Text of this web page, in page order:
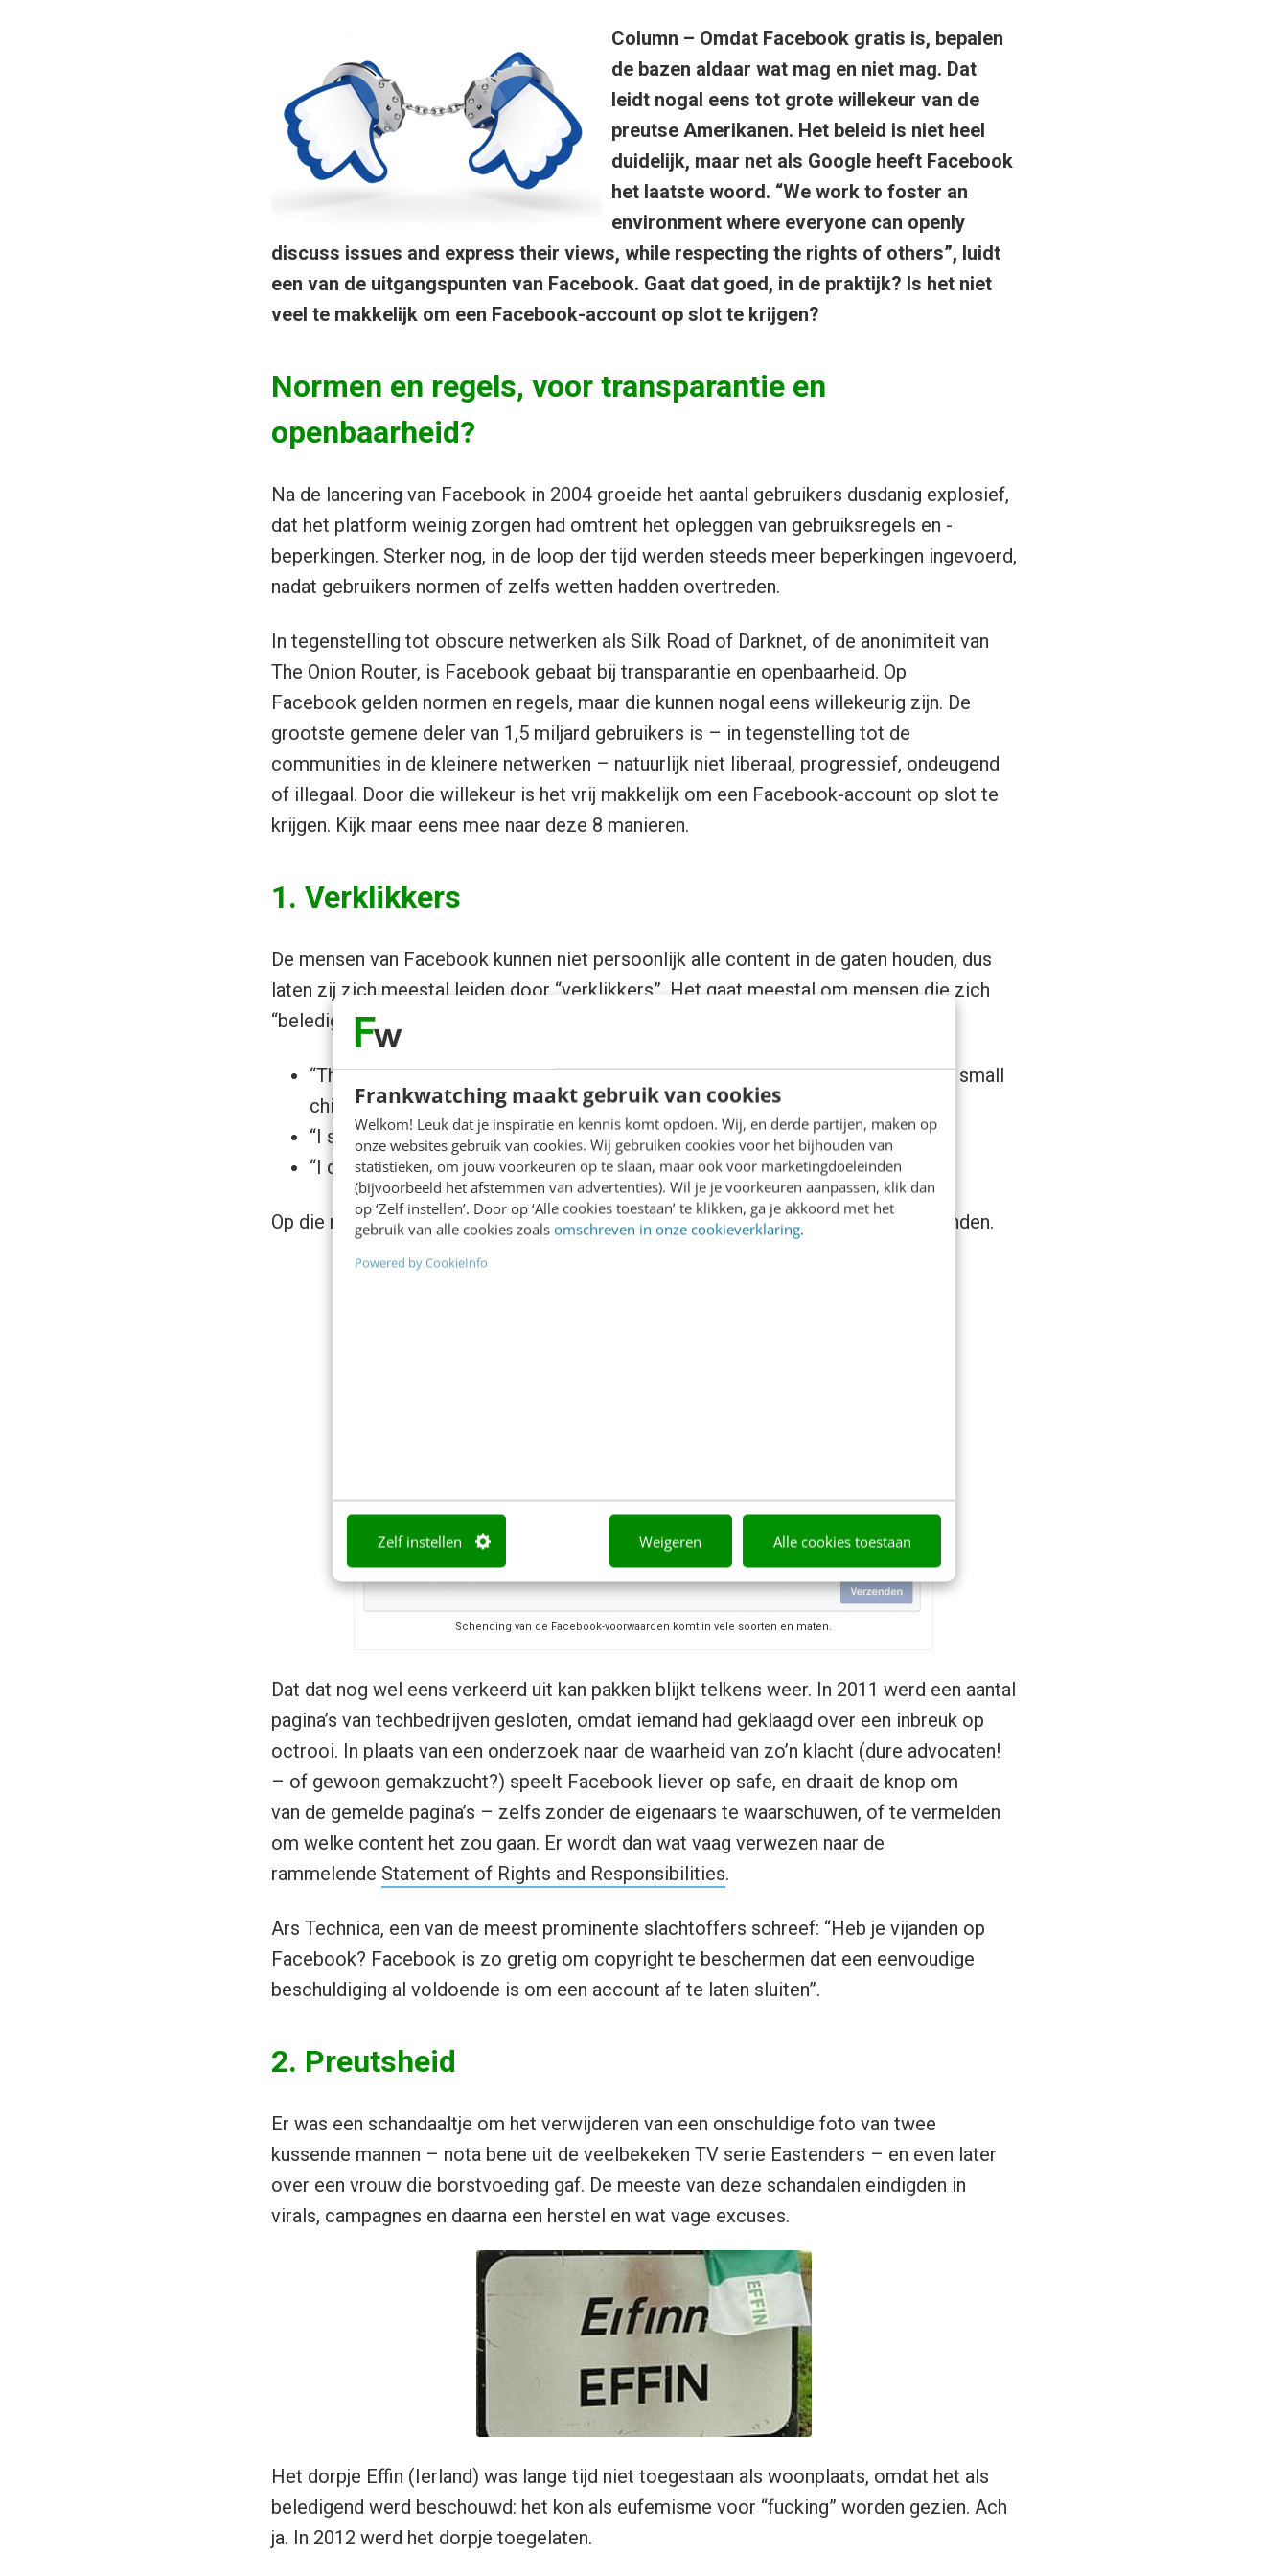
Frankwatching maakt gebruik van cookies
Welkom! Leuk dat je inspiratie en kennis komt opdoen. Wij, en derde partijen, maken op
onze websites gebruik van cookies. Wij gebruiken cookies voor het bijhouden van
statistieken, om jouw voorkeuren op te slaan, maar ook voor marketingdoeleinden
(bijvoorbeeld het afstemmen van advertenties). Wil je je voorkeuren aanpassen, klik dan
op ‘Zelf instellen’. Door op ‘Alle cookies toestaan’ te klikken, ga je akkoord met het
gebruik van alle cookies zoals omschreven in onze cookieverklaring.
Powered by CookieInfo
Zelf instellen Weigeren Alle cookies toestaan
Column – Omdat Facebook gratis is, bepalen
de bazen aldaar wat mag en niet mag. Dat
leidt nogal eens tot grote willekeur van de
preutse Amerikanen. Het beleid is niet heel
duidelijk, maar net als Google heeft Facebook
het laatste woord. “We work to foster an
environment where everyone can openly
discuss issues and express their views, while respecting the rights of others”, luidt
een van de uitgangspunten van Facebook. Gaat dat goed, in de praktijk? Is het niet
veel te makkelijk om een Facebook-account op slot te krijgen?
Normen en regels, voor transparantie en
openbaarheid?
Na de lancering van Facebook in 2004 groeide het aantal gebruikers dusdanig explosief,
dat het platform weinig zorgen had omtrent het opleggen van gebruiksregels en -
beperkingen. Sterker nog, in de loop der tijd werden steeds meer beperkingen ingevoerd,
nadat gebruikers normen of zelfs wetten hadden overtreden.
In tegenstelling tot obscure netwerken als Silk Road of Darknet, of de anonimiteit van
The Onion Router, is Facebook gebaat bij transparantie en openbaarheid. Op
Facebook gelden normen en regels, maar die kunnen nogal eens willekeurig zijn. De
grootste gemene deler van 1,5 miljard gebruikers is – in tegenstelling tot de
communities in de kleinere netwerken – natuurlijk niet liberaal, progressief, ondeugend
of illegaal. Door die willekeur is het vrij makkelijk om een Facebook-account op slot te
krijgen. Kijk maar eens mee naar deze 8 manieren.
1. Verklikkers
De mensen van Facebook kunnen niet persoonlijk alle content in de gaten houden, dus
laten zij zich meestal leiden door “verklikkers”. Het gaat meestal om mensen die zich
“beledigd” voelen, waarbij ze zich beroepen op
“This fish doesn’t look like a fish, it looks like a man’s private parts, and I have small
children around me during the day.”
“I saw this on my feed and I do not approve please take it off.”
“I don’t believe in this coin. It goes against what I believe in.”
Op die manier is er natuurlijk heel veel slechte, ja, zelfs verderfelijke content te vinden.
Schending van de Facebook-voorwaarden komt in vele soorten en maten.
Dat dat nog wel eens verkeerd uit kan pakken blijkt telkens weer. In 2011 werd een aantal
pagina’s van techbedrijven gesloten, omdat iemand had geklaagd over een inbreuk op
octrooi. In plaats van een onderzoek naar de waarheid van zo’n klacht (dure advocaten!
– of gewoon gemakzucht?) speelt Facebook liever op safe, en draait de knop om
van de gemelde pagina’s – zelfs zonder de eigenaars te waarschuwen, of te vermelden
om welke content het zou gaan. Er wordt dan wat vaag verwezen naar de
rammelende Statement of Rights and Responsibilities.
Ars Technica, een van de meest prominente slachtoffers schreef: “Heb je vijanden op
Facebook? Facebook is zo gretig om copyright te beschermen dat een eenvoudige
beschuldiging al voldoende is om een account af te laten sluiten”.
2. Preutsheid
Er was een schandaaltje om het verwijderen van een onschuldige foto van twee
kussende mannen – nota bene uit de veelbekeken TV serie Eastenders – en even later
over een vrouw die borstvoeding gaf. De meeste van deze schandalen eindigden in
virals, campagnes en daarna een herstel en wat vage excuses.
Het dorpje Effin (Ierland) was lange tijd niet toegestaan als woonplaats, omdat het als
beledigend werd beschouwd: het kon als eufemisme voor “fucking” worden gezien. Ach
ja. In 2012 werd het dorpje toegelaten.